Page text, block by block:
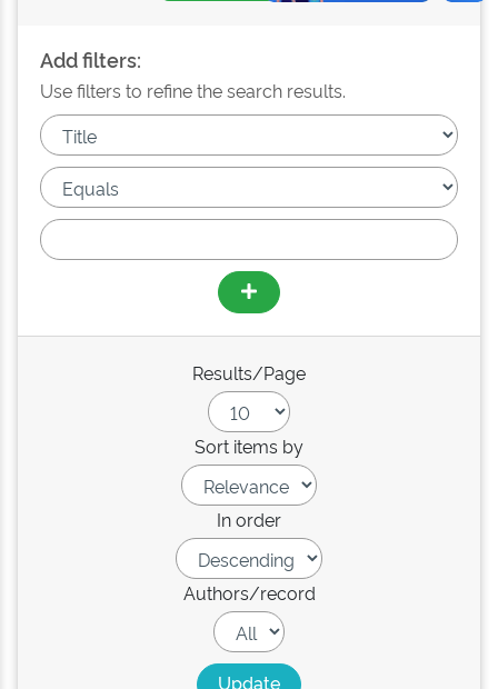
Add filters:
Use filters to refine the search results.
Results/Page
Sort items by
In order
Authors/record